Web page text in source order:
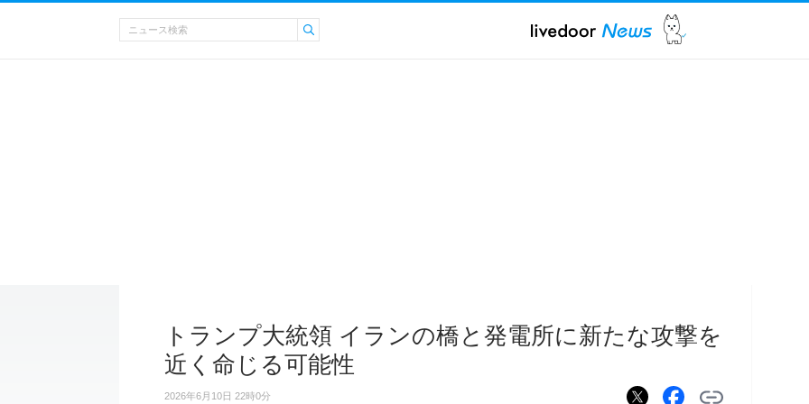
トランプ大統領 イランの橋と発電所に新たな攻撃を
近く命じる可能性
2026年6月10日 22時0分